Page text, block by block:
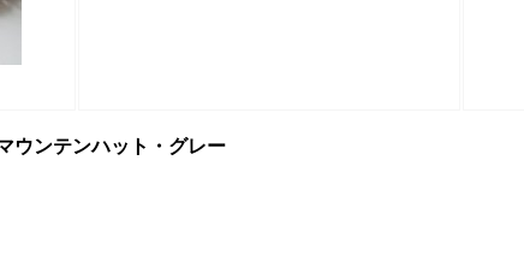
ンテンハット・グレー